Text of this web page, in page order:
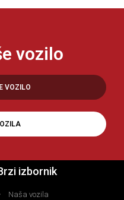
vozilo
VOZILO
izbornik
Naša vozila